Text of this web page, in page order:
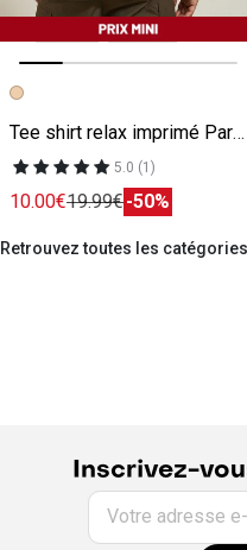
Image précédente
Image suivante
Tee shirt relax imprimé Paris Athletics beige
5.0 (1)
10.00€19.99€-50%
Retrouvez toutes les
Inscrivez-
Votre adresse